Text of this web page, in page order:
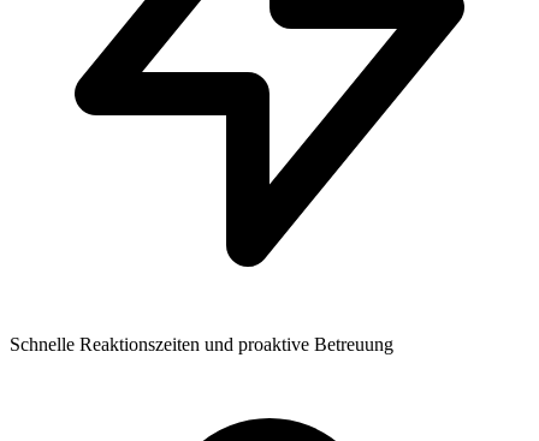
Schnelle Reaktionszeiten und proaktive Betreuung